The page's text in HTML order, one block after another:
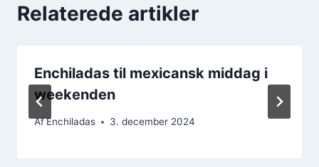
Relaterede artikler
Enchiladas til mexicansk middag i
weekenden
AfEnchiladas 3. december 2024